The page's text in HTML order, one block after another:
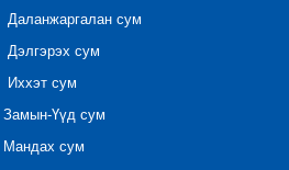
Даланжаргалан сум
Дэлгэрэх сум
Иххэт сум
Замын-Үүд сум
Мандах сум